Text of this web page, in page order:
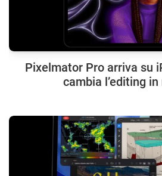
Pixelmator Pro arriva su
cambia l’editing